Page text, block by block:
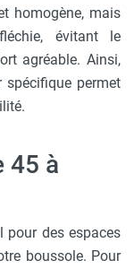
homogène, mais
évitant le
agréable. Ainsi,
spécifique permet
45 à
pour des espaces
boussole. Pour